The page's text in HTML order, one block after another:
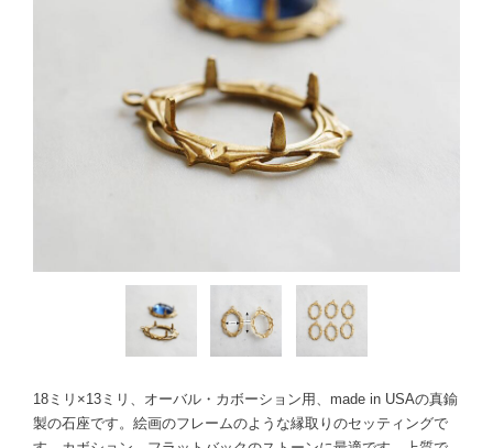
18ミリ×13ミリ、オーバル・カボーション用、made in USAの真鍮
製の石座です。絵画のフレームのような縁取りのセッティングで